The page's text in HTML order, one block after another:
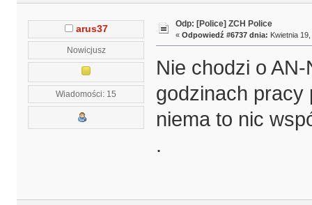
arus37
Nowicjusz
Wiadomości: 15
Odp: [Police] ZCH Police
« Odpowiedź #6737 dnia: Kwietnia
Nie chodzi o
godzinach pracy
niema to nic
.